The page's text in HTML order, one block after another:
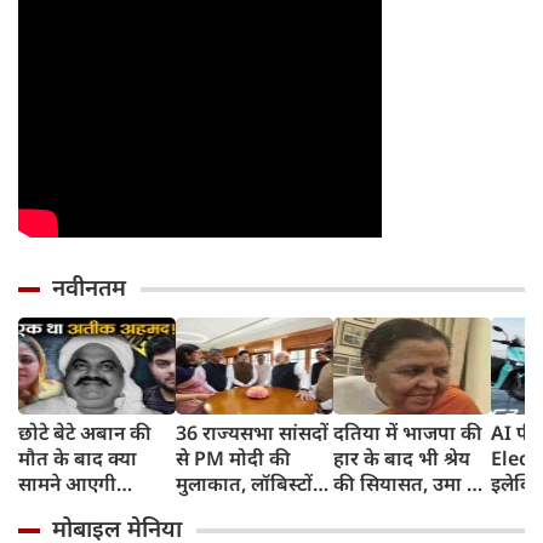
नवीनतम
छोटे बेटे अबान की
मौत के बाद क्या
सामने आएगी
फरार है माफिया
36 राज्यसभा सांसदों
से PM मोदी की
मुलाकात, लॉबिस्टों
किया सावधान
दतिया में भाजपा की
हार के बाद भी श्रेय
की सियासत, उमा का
से मिले वोट, लोधी
AI
मोबाइल मेनिया